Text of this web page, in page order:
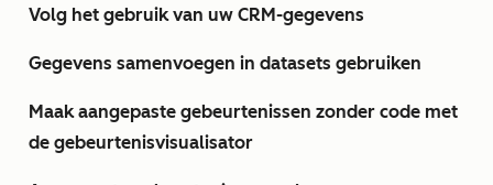
Volg het gebruik van uw CRM-gegevens
Gegevens samenvoegen in datasets gebruiken
Maak aangepaste gebeurtenissen zonder code met
de gebeurtenisvisualisator